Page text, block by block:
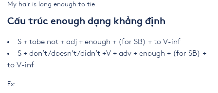
My hair is long enough to tie.
Cấu trúc enough dạng khẳng định
S + tobe not + adj + enough + (for SB) + to V-inf
S + don’t/doesn’t/didn’t +V + adv + enough + (for SB) +
to V-inf
Ex: